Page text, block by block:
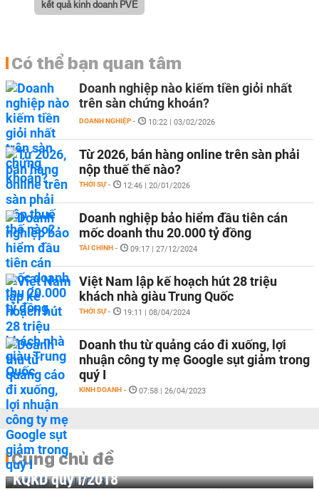
kết quả kinh doanh PVE
Có thể bạn quan tâm
Doanh nghiệp nào kiếm tiền giỏi nhất
trên sàn chứng khoán?
DOANH NGHIỆP - 10:22 | 03/02/2026
Từ 2026, bán hàng online trên sàn phải
nộp thuế thế nào?
THỜI SỰ - 12:46 | 20/01/2026
Doanh nghiệp bảo hiểm đầu tiên cán
mốc doanh thu 20.000 tỷ đồng
TÀI CHÍNH - 09:17 | 27/12/2024
Việt Nam lập kế hoạch hút 28 triệu
khách nhà giàu Trung Quốc
THỜI SỰ - 19:11 | 08/04/2024
Doanh thu từ quảng cáo đi xuống, lợi
nhuận công ty mẹ Google sụt giảm trong
quý I
KINH DOANH - 07:58 | 26/04/2023
Cùng chủ đề
KQKD quý I/2018